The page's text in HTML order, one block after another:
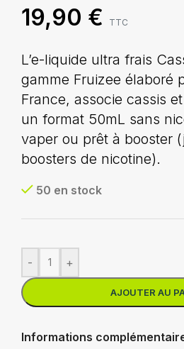
19,90 € TTC
L’e-liquide ultra frais
gamme Fruizee élaboré
France, associe cassis
un format 50mL sans
vaper ou prêt à booster
boosters de nicotine).
50 en stock
- +
AJOUTER AU
Informations